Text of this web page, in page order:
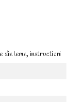
din lemn, instructiuni